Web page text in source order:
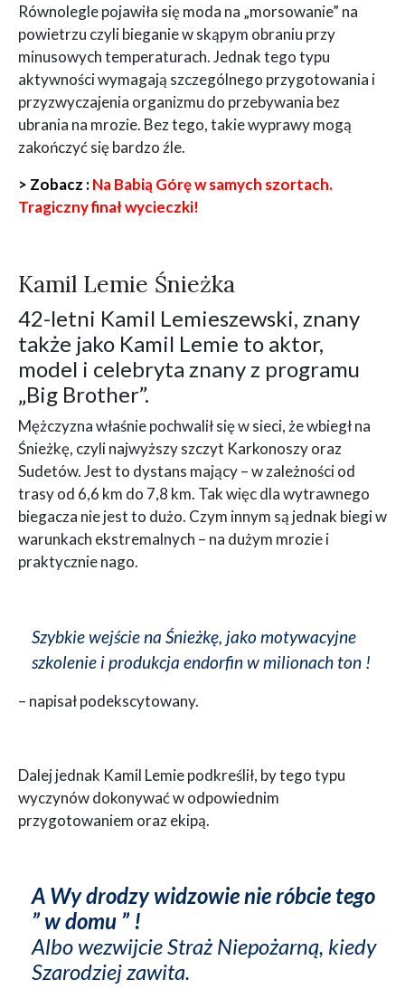
Równolegle pojawiła się moda na „morsowanie” na
powietrzu czyli bieganie w skąpym obraniu przy
minusowych temperaturach. Jednak tego typu
aktywności wymagają szczególnego przygotowania i
przyzwyczajenia organizmu do przebywania bez
ubrania na mrozie. Bez tego, takie wyprawy mogą
zakończyć się bardzo źle.
> Zobacz :Na Babią Górę w samych szortach.
Tragiczny finał wycieczki!
Kamil Lemie Śnieżka
42-letni Kamil Lemieszewski, znany
także jako Kamil Lemie to aktor,
model i celebryta znany z programu
„Big Brother”.
Mężczyzna właśnie pochwalił się w sieci, że wbiegł na
Śnieżkę, czyli najwyższy szczyt Karkonoszy oraz
Sudetów. Jest to dystans mający – w zależności od
trasy od 6,6 km do 7,8 km. Tak więc dla wytrawnego
biegacza nie jest to dużo. Czym innym są jednak biegi w
warunkach ekstremalnych – na dużym mrozie i
praktycznie nago.
Szybkie wejście na Śnieżkę, jako motywacyjne
szkolenie i produkcja endorfin w milionach ton !
– napisał podekscytowany.
Dalej jednak Kamil Lemie podkreślił, by tego typu
wyczynów dokonywać w odpowiednim
przygotowaniem oraz ekipą.
A Wy drodzy widzowie nie róbcie tego
” w domu ” !
Albo wezwijcie Straż Niepożarną, kiedy
Szarodziej zawita.